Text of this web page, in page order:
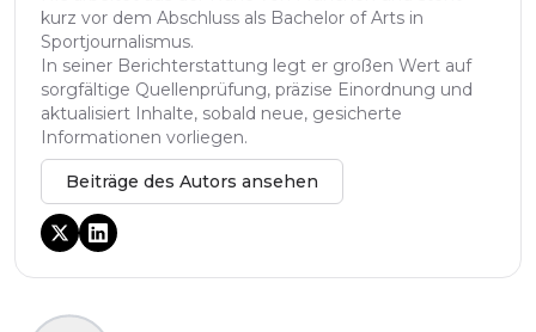
kurz vor dem Abschluss als Bachelor of Arts in
Sportjournalismus.
In seiner Berichterstattung legt er großen Wert auf
sorgfältige Quellenprüfung, präzise Einordnung und
aktualisiert Inhalte, sobald neue, gesicherte
Informationen vorliegen.
Beiträge des Autors ansehen